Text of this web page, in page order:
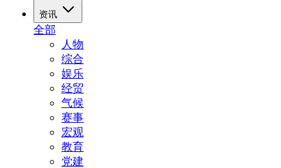
资讯
全部
人物
综合
娱乐
经贸
气候
赛事
宏观
教育
党建